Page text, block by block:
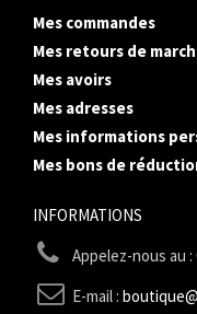
Mes commandes
Mes retours de
Mes avoirs
Mes adresses
Mes informations
Mes bons de
INFORMATIONS
Appelez-nous au :
E-mail :